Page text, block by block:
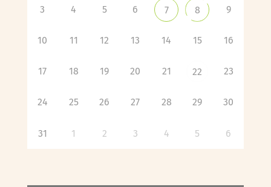
3 4 5 6 7 8 9
10 11 12 13 14 15 16
17 18 19 20 21 22 23
24 25 26 27 28 29 30
31 1 2 3 4 5 6